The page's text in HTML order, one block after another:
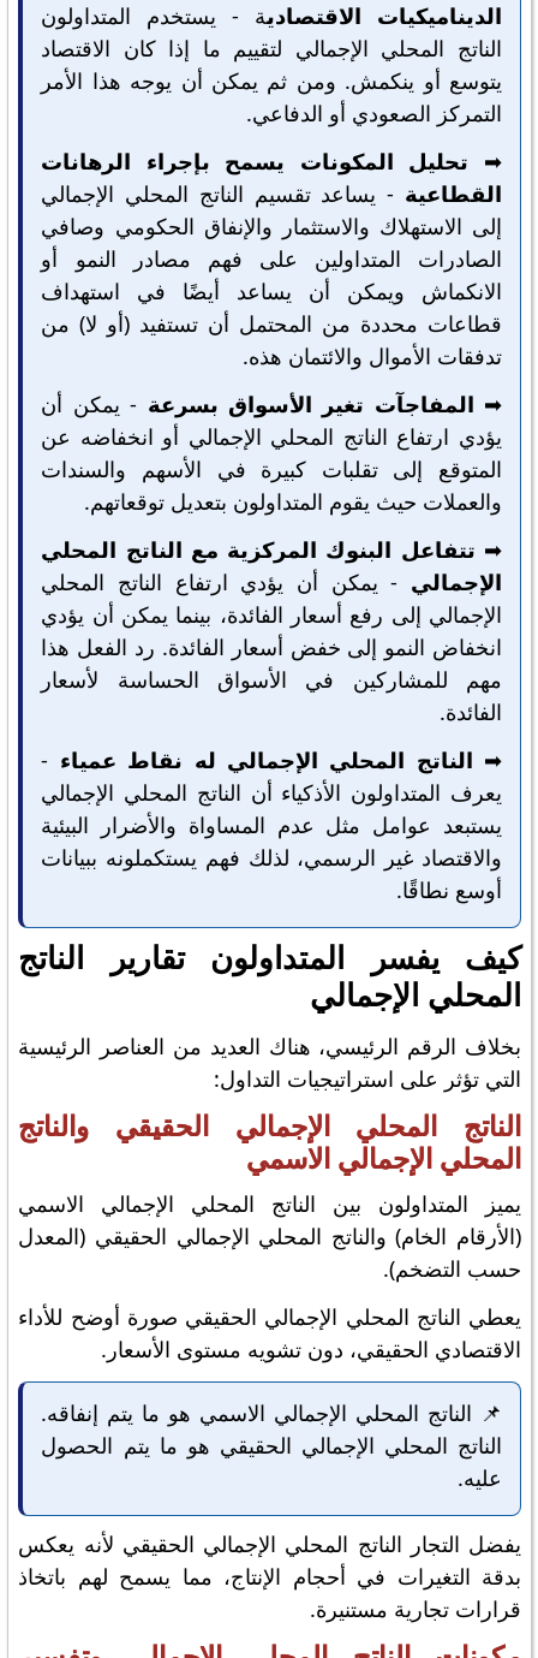
الديناميكيات الاقتصادية - يستخدم المتداولون
الناتج المحلي الإجمالي لتقييم ما إذا كان الاقتصاد
يتوسع أو ينكمش. ومن ثم يمكن أن يوجه هذا الأمر
التمركز الصعودي أو الدفاعي.
➡️ تحليل المكونات يسمح بإجراء الرهانات
القطاعية - يساعد تقسيم الناتج المحلي الإجمالي
إلى الاستهلاك والاستثمار والإنفاق الحكومي وصافي
الصادرات المتداولين على فهم مصادر النمو أو
الانكماش ويمكن أن يساعد أيضًا في استهداف
قطاعات محددة من المحتمل أن تستفيد (أو لا) من
تدفقات الأموال والائتمان هذه.
➡️ المفاجآت تغير الأسواق بسرعة - يمكن أن
يؤدي ارتفاع الناتج المحلي الإجمالي أو انخفاضه عن
المتوقع إلى تقلبات كبيرة في الأسهم والسندات
والعملات حيث يقوم المتداولون بتعديل توقعاتهم.
➡️ تتفاعل البنوك المركزية مع الناتج المحلي
الإجمالي - يمكن أن يؤدي ارتفاع الناتج المحلي
الإجمالي إلى رفع أسعار الفائدة، بينما يمكن أن يؤدي
انخفاض النمو إلى خفض أسعار الفائدة. رد الفعل هذا
مهم للمشاركين في الأسواق الحساسة لأسعار
الفائدة.
➡️ الناتج المحلي الإجمالي له نقاط عمياء -
يعرف المتداولون الأذكياء أن الناتج المحلي الإجمالي
يستبعد عوامل مثل عدم المساواة والأضرار البيئية
والاقتصاد غير الرسمي، لذلك فهم يستكملونه ببيانات
أوسع نطاقًا.
كيف يفسر المتداولون تقارير الناتج
المحلي الإجمالي
بخلاف الرقم الرئيسي، هناك العديد من العناصر الرئيسية
التي تؤثر على استراتيجيات التداول:
الناتج المحلي الإجمالي الحقيقي والناتج
المحلي الإجمالي الاسمي
يميز المتداولون بين الناتج المحلي الإجمالي الاسمي
(الأرقام الخام) والناتج المحلي الإجمالي الحقيقي (المعدل
حسب التضخم).
يعطي الناتج المحلي الإجمالي الحقيقي صورة أوضح للأداء
الاقتصادي الحقيقي، دون تشويه مستوى الأسعار.
📌 الناتج المحلي الإجمالي الاسمي هو ما يتم إنفاقه.
الناتج المحلي الإجمالي الحقيقي هو ما يتم الحصول
عليه.
يفضل التجار الناتج المحلي الإجمالي الحقيقي لأنه يعكس
بدقة التغيرات في أحجام الإنتاج، مما يسمح لهم باتخاذ
قرارات تجارية مستنيرة.